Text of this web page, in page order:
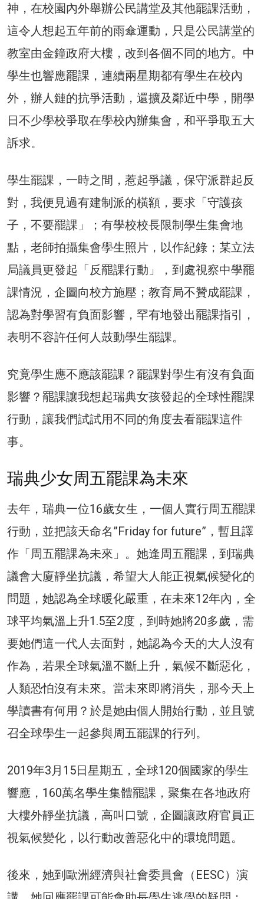
神，在校園內外舉辦公民講堂及其他罷課活動，
這令人想起五年前的雨傘運動，只是公民講堂的
教室由金鐘政府大樓，改到各個不同的地方。中
學生也響應罷課，連續兩星期都有學生在校內
外，辦人鏈的抗爭活動，還擴及鄰近中學，開學
日不少學校爭取在學校內辦集會，和平爭取五大
訴求。
學生罷課，一時之間，惹起爭議，保守派群起反
對，我便見過有建制派的橫額，要求「守護孩
子，不要罷課」；有學校校長限制學生集會地
點，老師拍攝集會學生照片，以作紀錄；某立法
局議員更發起「反罷課行動」，到處視察中學罷
課情況，企圖向校方施壓；教育局不贊成罷課，
認為對學習有負面影響，罕有地發出罷課指引，
表明不容許任何人鼓動學生罷課。
究竟學生應不應該罷課？罷課對學生有沒有負面
影響？罷課讓我想起瑞典女孩發起的全球性罷課
行動，讓我們試試用不同的角度去看罷課這件
事。
瑞典少女周五罷課為未來
去年，瑞典一位16歲女生，一個人實行周五罷課
行動，並把該天命名”Friday for future”，暫且譯
作「周五罷課為未來」。她逢周五罷課，到瑞典
議會大廈靜坐抗議，希望大人能正視氣候變化的
問題，她認為全球暖化嚴重，在未來12年內，全
球平均氣溫上升1.5至2度，到時她將20多歲，需
要她們這一代人去面對，她認為今天的大人沒有
作為，若果全球氣溫不斷上升，氣候不斷惡化，
人類恐怕沒有未來。當未來即將消失，那今天上
學讀書有何用？於是她由個人開始行動，並且號
召全球學生一起參與周五罷課的行列。
2019年3月15日星期五，全球120個國家的學生
響應，160萬名學生集體罷課，聚集在各地政府
大樓外靜坐抗議，高叫口號，企圖讓政府官員正
視氣候變化，以行動改善惡化中的環境問題。
後來，她到歐洲經濟與社會委員會（EESC）演